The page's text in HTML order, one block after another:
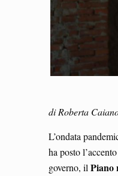
di Roberta
L’ondata
ha posto
governo, ilPiano